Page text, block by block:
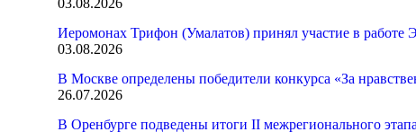
03.08.2026
Иеромонах Трифон (Умалатов) принял участие в работе
03.08.2026
В Москве определены победители конкурса «За
26.07.2026
В Оренбурге подведены итоги II межрегионального